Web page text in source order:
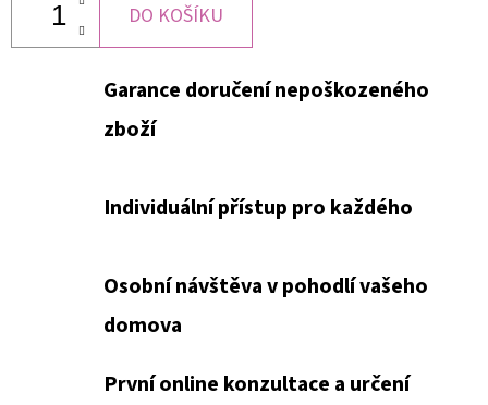
DO KOŠÍKU
Garance doručení nepoškozeného
zboží
Individuální přístup pro každého
Osobní návštěva v pohodlí vašeho
domova
První online konzultace a určení